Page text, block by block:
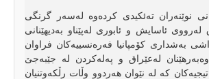
نوێنەران تەئکیدی کردەوە لەسەر گرنگی
لەرووی ئاسایش و ئابوری لەپێناو بەدیهێنانی
بەشداری کۆمپانیا فەرەنسییەکان فراوان
لەعێراق و پەلەکردن لە جێبەجێ
کە لە نێوان هەردوو وڵات رڵکەوتنیان